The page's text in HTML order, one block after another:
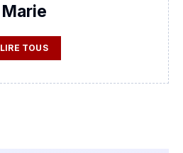
Marie
LIRE TOUS